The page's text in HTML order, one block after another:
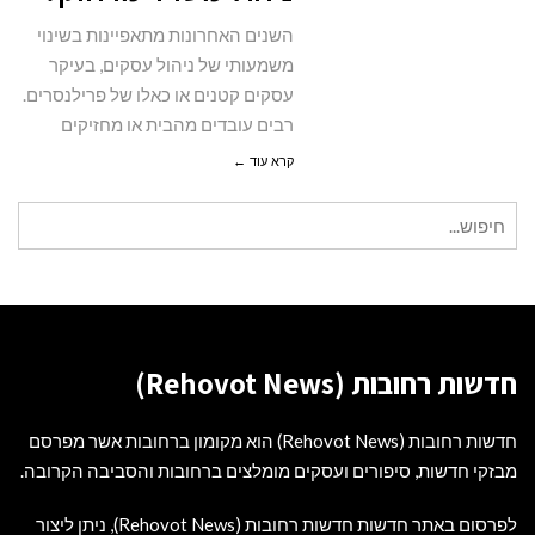
השנים האחרונות מתאפיינות בשינוי
משמעותי של ניהול עסקים, בעיקר
עסקים קטנים או כאלו של פרילנסרים.
רבים עובדים מהבית או מחזיקים
קרא עוד ←
עבור:
חדשות רחובות (Rehovot News)
חדשות רחובות (Rehovot News) הוא מקומון ברחובות אשר מפרסם
מבזקי חדשות, סיפורים ועסקים מומלצים ברחובות והסביבה הקרובה.
לפרסום באתר חדשות חדשות רחובות (Rehovot News), ניתן ליצור